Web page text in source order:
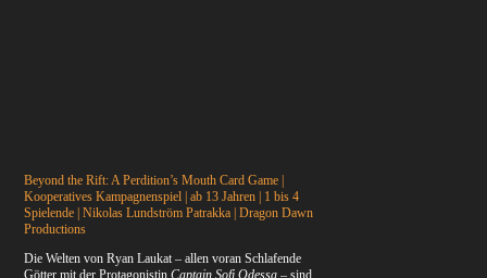
Beyond the Rift: A Perdition’s Mouth Card Game |
Kooperatives Kampagnenspiel | ab 13 Jahren | 1 bis 4
Spielende | Nikolas Lundström Patrakka | Dragon Dawn
Productions
Die Welten von Ryan Laukat – allen voran Schlafende